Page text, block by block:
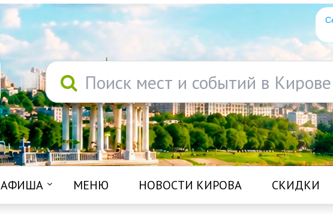
Поиск мест и событий в Кирове
АФИША МЕНЮ НОВОСТИ КИРОВА СКИДКИ